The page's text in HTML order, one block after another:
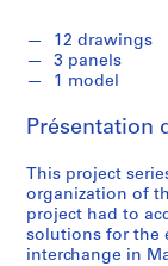
s
)
r
h
i
t
e
12 drawings
3 panels
1 model
Présentation
This project
organization of
project had to
solutions for the
interchange in